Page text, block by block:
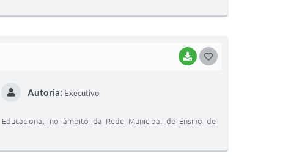
BAIXAR
I
Autoria: Executivo
no âmbito da Rede Municipal de Ensino de